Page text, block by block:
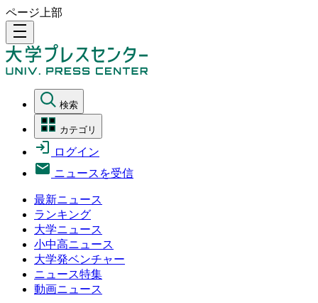
ページ上部
density_medium
検索
カテゴリ
ログイン
ニュースを受信
最新ニュース
ランキング
大学ニュース
小中高ニュース
大学発ベンチャー
ニュース特集
動画ニュース